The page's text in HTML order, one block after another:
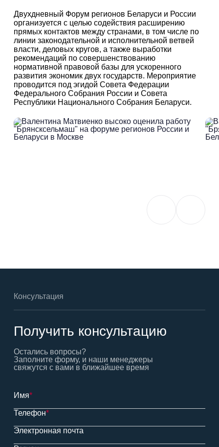
Двухдневный Форум регионов Беларуси и России
организуется с целью содействия расширению
прямых контактов между странами, в том числе по
линии законодательной и исполнительной ветвей
власти, деловых кругов, а также выработки
рекомендаций по совершенствованию
нормативной правовой базы для ускоренного
развития экономик двух государств. Мероприятие
проводится под эгидой Совета Федерации
Федерального Собрания России и Совета
Республики Национального Собрания Беларуси.
Консультация
Получить консультацию
Остались вопросы?
Заполните форму, и наши менеджеры
свяжутся с вами в ближайшее время
Имя*
Телефон*
Электронная почта